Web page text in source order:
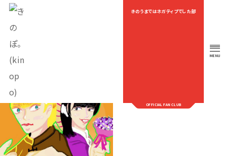
きのうまではネガティブでした部
OFFICIAL FAN CLUB
MENU